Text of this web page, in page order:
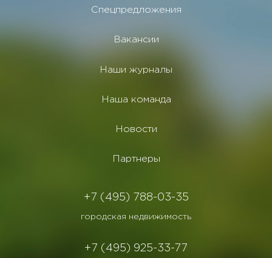
Спецпредложения
Вакансии
Наши журналы
Наша команда
Новости
Партнеры
+7 (495) 788-03-35
городская недвижимость
+7 (495) 925-33-77